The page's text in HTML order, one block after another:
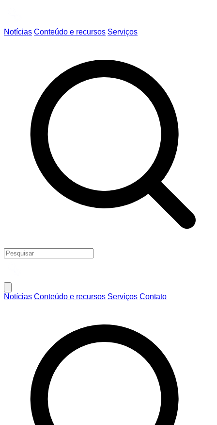
Notícias Conteúdo e recursos Serviços
Notícias Conteúdo e recursos Serviços Contato